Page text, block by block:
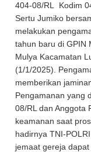
404-08/RL Kodim
Sertu Jumiko
melakukan
tahun baru di GPIN
Mulya Kacamatan
(1/1/2025).
memberikan
Pengamanan yang
08/RL dan Anggota
keamanan saat
hadirnya TNI-
jemaat gereja